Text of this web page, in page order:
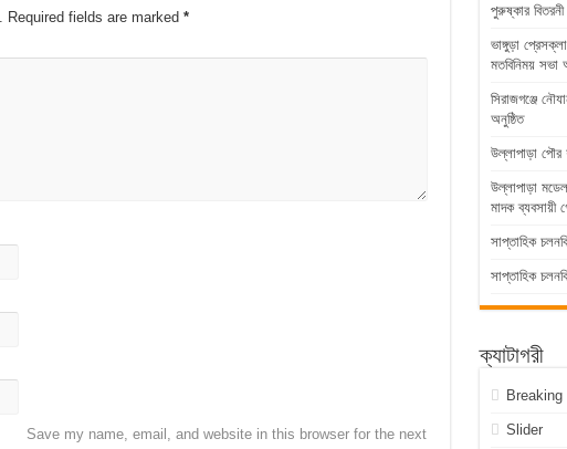
Required fields are marked *
Save my name, email, and website in this browser for the next
পুরুষ্কার
ভাঙ্গুড়া
মতবিনিময় সভা
সিরাজগঞ্জে
অনুষ্ঠিত
উল্লাপাড়া পৌর
উল্লাপাড়া
মাদক ব্যবসায়ী
সাপ্তাহিক
সাপ্তাহিক
ক্যাটাগরী
Breaking
Slider